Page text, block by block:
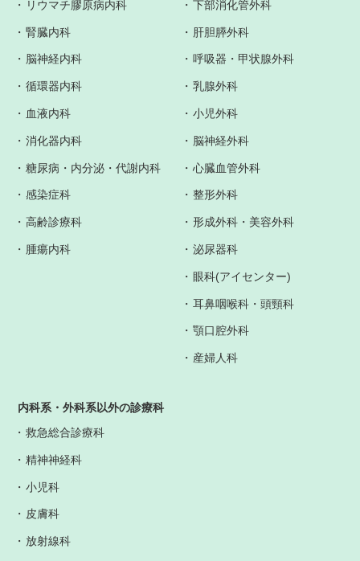
リウマチ膠原病内科
腎臓内科
脳神経内科
循環器内科
血液内科
消化器内科
糖尿病・内分泌・代謝内科
感染症科
高齢診療科
腫瘍内科
下部消化管外科
肝胆膵外科
呼吸器・甲状腺外科
乳腺外科
小児外科
脳神経外科
心臓血管外科
整形外科
形成外科・美容外科
泌尿器科
眼科(アイセンター)
耳鼻咽喉科・頭頸科
顎口腔外科
産婦人科
内科系・外科系以外の診療科
救急総合診療科
精神神経科
小児科
皮膚科
放射線科